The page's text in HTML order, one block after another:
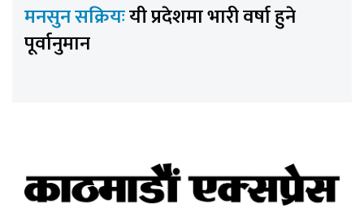
मनसुन सक्रियःयी प्रदेशमा भारी वर्षा हुने
पूर्वानुमान